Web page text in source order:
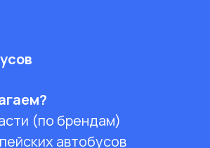
(по брендам)
автобусов